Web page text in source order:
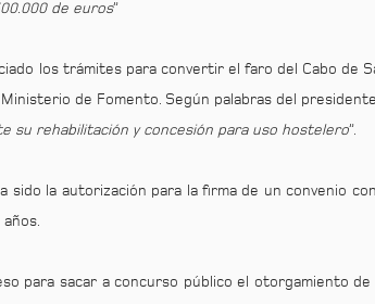
de euros”
los trámites para convertir el faro del Cabo de
de Fomento. Según palabras del
su rehabilitación y concesión para uso hostelero”.
sido la autorización para la firma de un convenio
para sacar a concurso público el otorgamiento